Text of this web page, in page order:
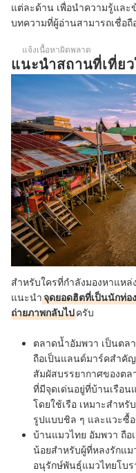
แต่ละด้าน เพื่อนำความรู้และ
บทความที่ผู้อ่านสามารถเชื่อถื
แจ้งเนื้อหาผิดพลาด
แนะนำสถานที่เที่ย
สำหรับใครที่กำลังมองหาแหล่
แนะนำจุดยอดฮิตที่เป็นนักท่อ
ถ่ายภาพกลับไปครับ
ตลาดน้ำอัมพวา เป็นตล
ถือเป็นแลนด์มาร์คสำคั
สัมผัสบรรยากาศของตล
ที่มีจุดเด่นอยู่ที่บ้านเรือน
โดยใช้เรือ เหมาะสำห
รูปแบบชิล ๆ และแวะซื้
บ้านแมวไทย อัมพวา ถือ
น้อยสำหรับผู้ที่หลงรักแม
อนุรักษ์พันธุ์แมวไทยโบ